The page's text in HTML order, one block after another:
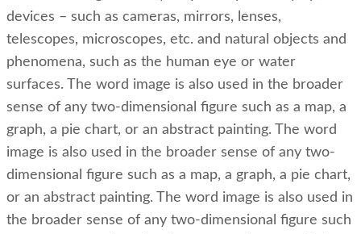
devices – such as cameras, mirrors, lenses,
telescopes, microscopes, etc. and natural objects and
phenomena, such as the human eye or water
surfaces. The word image is also used in the broader
sense of any two-dimensional figure such as a map, a
graph, a pie chart, or an abstract painting. The word
image is also used in the broader sense of any two-
dimensional figure such as a map, a graph, a pie chart,
or an abstract painting. The word image is also used in
the broader sense of any two-dimensional figure such